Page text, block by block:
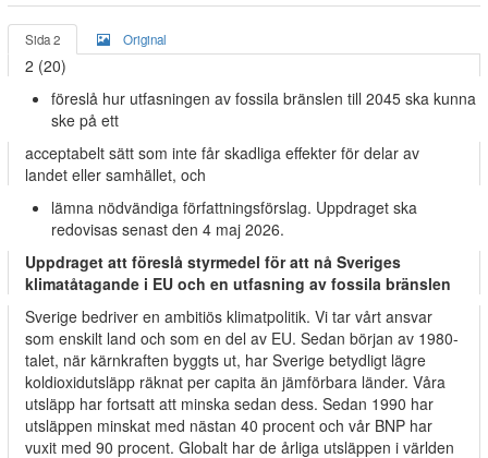
Sida 2 Original
2 (20)
föreslå hur utfasningen av fossila bränslen till 2045 ska kunna
ske på ett
acceptabelt sätt som inte får skadliga effekter för delar av
landet eller samhället, och
lämna nödvändiga författningsförslag. Uppdraget ska
redovisas senast den 4 maj 2026.
Uppdraget att föreslå styrmedel för att nå Sveriges
klimatåtagande i EU och en utfasning av fossila bränslen
Sverige bedriver en ambitiös klimatpolitik. Vi tar vårt ansvar
som enskilt land och som en del av EU. Sedan början av 1980-
talet, när kärnkraften byggts ut, har Sverige betydligt lägre
koldioxidutsläpp räknat per capita än jämförbara länder. Våra
utsläpp har fortsatt att minska sedan dess. Sedan 1990 har
utsläppen minskat med nästan 40 procent och vår BNP har
vuxit med 90 procent. Globalt har de årliga utsläppen i världen